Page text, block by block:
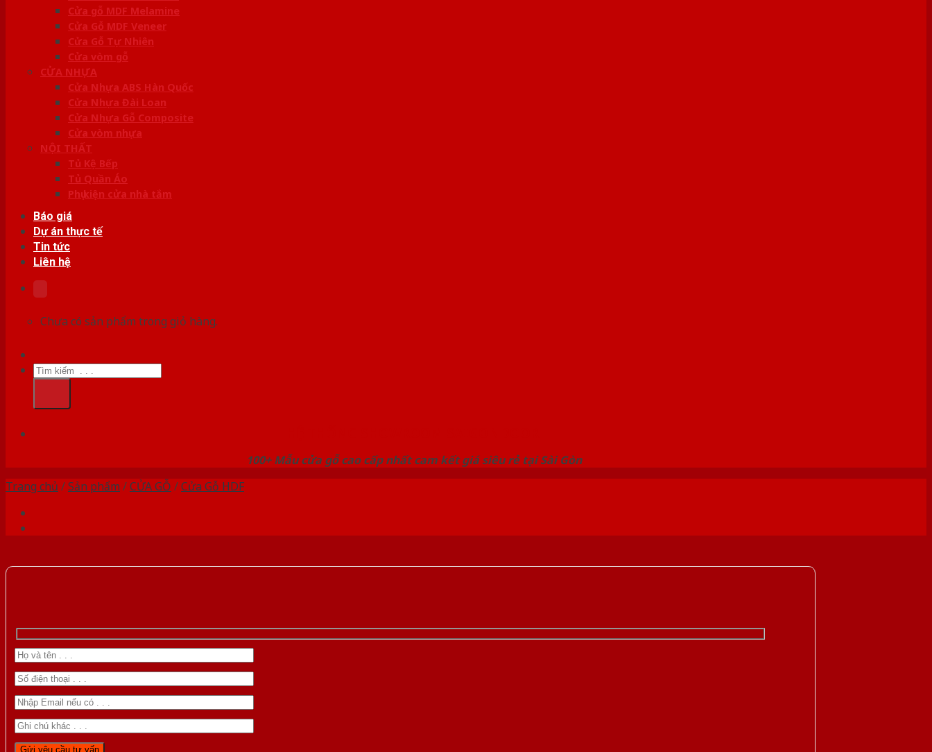
Cửa gỗ MDF Melamine
Cửa Gỗ MDF Veneer
Cửa Gỗ Tự Nhiên
Cửa vòm gỗ
CỬA NHỰA
Cửa Nhựa ABS Hàn Quốc
Cửa Nhựa Đài Loan
Cửa Nhựa Gỗ Composite
Cửa vòm nhựa
NỘI THẤT
Tủ Kệ Bếp
Tủ Quần Áo
Phụ kiện cửa nhà tắm
Báo giá
Dự án thực tế
Tin tức
Liên hệ
Chưa có sản phẩm trong giỏ hàng.
Tìm
kiếm:
100+ Mẫu cửa gỗ cao cấp nhất cam kết giá siêu rẻ tại Sài Gòn
Trang chủ /Sản phẩm /CỬA GỖ /Cửa Gỗ HDF